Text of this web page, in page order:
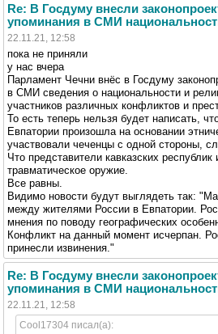
Re: В Госдуму внесли
упоминания в СМИ
22.11.21, 12:58
пока не приняли
у нас вчера
Парламент Чечни внёс в Госдуму
в СМИ сведения о национальности и
участников различных конфликтов и
То есть теперь нельзя будет написать,
Евпатории произошла на основании
участвовали чеченцы с одной стороны,
Что представители кавказских республик
травматическое оружие.
Все равны.
Видимо новости будут выглядеть так:
между жителями России в Евпатории.
мнения по поводу географических
Конфликт на данный момент исчерпан.
принесли извинения."
Re: В Госдуму внесли
упоминания в СМИ
22.11.21, 12:58
Cool17304 писал(а):